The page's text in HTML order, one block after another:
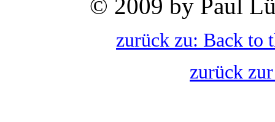
© 2009 by Paul
zurück zu: Back to
zurück